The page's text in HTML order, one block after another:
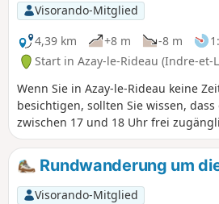
Visorando-Mitglied
4,39 km
+8 m -8 m
Start in Azay-le-Rideau (Indre-et-
Wenn Sie in Azay-le-Rideau keine
besichtigen, sollten Sie wissen, dass
zwischen 17 und 18 Uhr frei
schlage ich Ihnen einen
hübsche kleine Dorf zu entdecken.
Rundwanderung um
Visorando-Mitglied